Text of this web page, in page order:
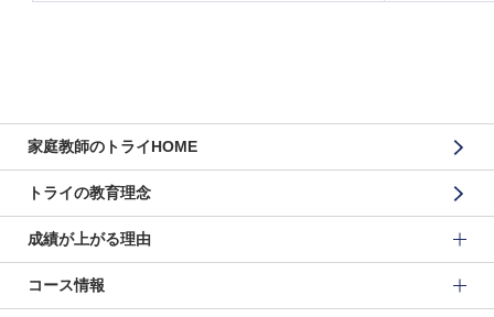
家庭教師のトライHOME
トライの教育理念
成績が上がる理由
コース情報